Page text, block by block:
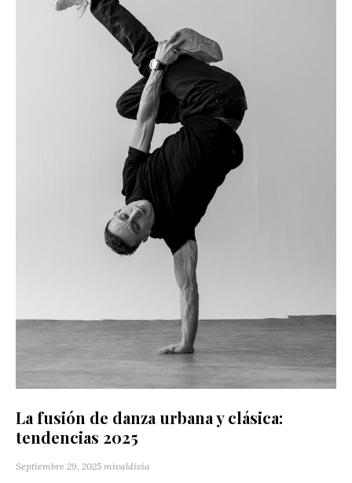
La fusión de danza urbana y clásica:
tendencias 2025
Septiembre 29, 2025 mivaldivia